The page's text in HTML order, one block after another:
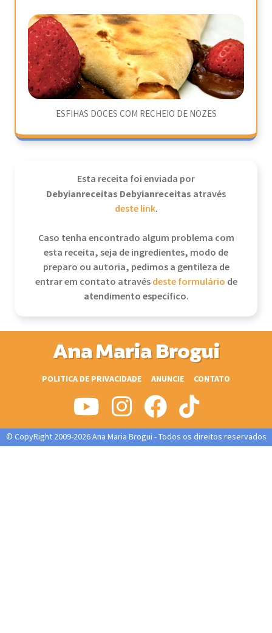
ESFIHAS DOCES COM RECHEIO DE NOZES
Esta receita foi enviada por
Debyianreceitas Debyianreceitas através
deste link.
Caso tenha encontrado algum problema com
esta receita, seja de ingredientes, modo de
preparo ou autoria, pedimos a gentileza de
entrar em contato atravésdeste formulário de
atendimento específico.
Ana Maria Brogui
POLITICA DE PRIVACIDADE ANUNCIE CONTATO
© CopyRight 2009-2026 Ana Maria Brogui - Todos os direitos reservados